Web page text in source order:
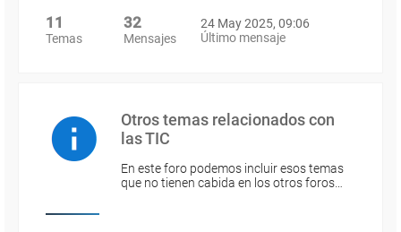
11
Temas
32
Mensajes
24 May 2025, 09:06
Último mensaje
Otros temas relacionados con
las TIC
En este foro podemos incluir esos temas
que no tienen cabida en los otros foros…